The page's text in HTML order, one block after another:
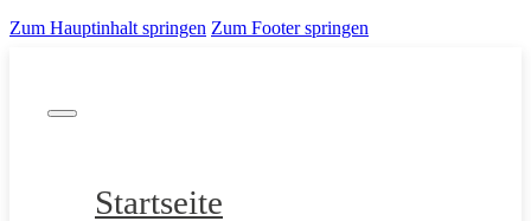
Zum Hauptinhalt springen Zum Footer springen
Startseite